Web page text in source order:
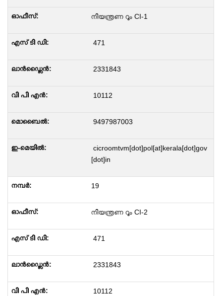
നിയന്ത്രണ റൂം CI-1
471
2331843
10112
9497987003
cicroomtvm[dot]pol[at]kerala[dot]gov
[dot]in
19
നിയന്ത്രണ റൂം CI-2
471
2331843
10112